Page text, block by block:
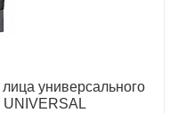
универсального
UNIVERSAL